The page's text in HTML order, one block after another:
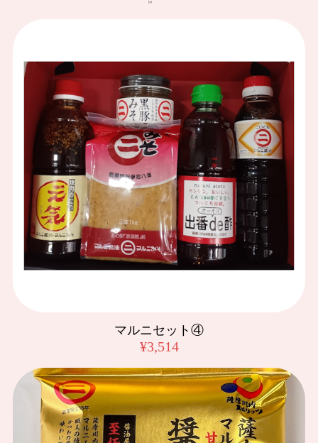
少し甘めの田舎味噌で、実家に帰ると必ず買って帰ります。
マルニ麦麹生みそ 3kg
2025/07/01
美味しいお味噌ありがとうございます。
マルニ麦麹生みそ 3kg
2025/04/02
早い、対応ありがとうございます。 いつも、マルニ醤油楽し
クラフトビール「薩摩川内ヴァイツェン」3本セット(化粧箱入り)
2025/02/01
マルニセット④
¥3,514